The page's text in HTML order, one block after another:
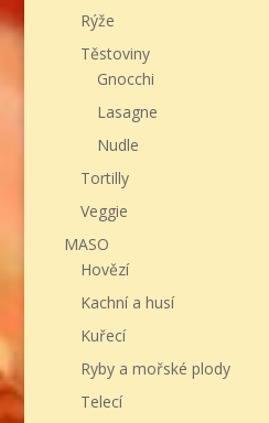
Rýže
Těstoviny
Gnocchi
Lasagne
Nudle
Tortilly
Veggie
MASO
Hovězí
Kachní a husí
Kuřecí
Ryby a mořské plody
Telecí